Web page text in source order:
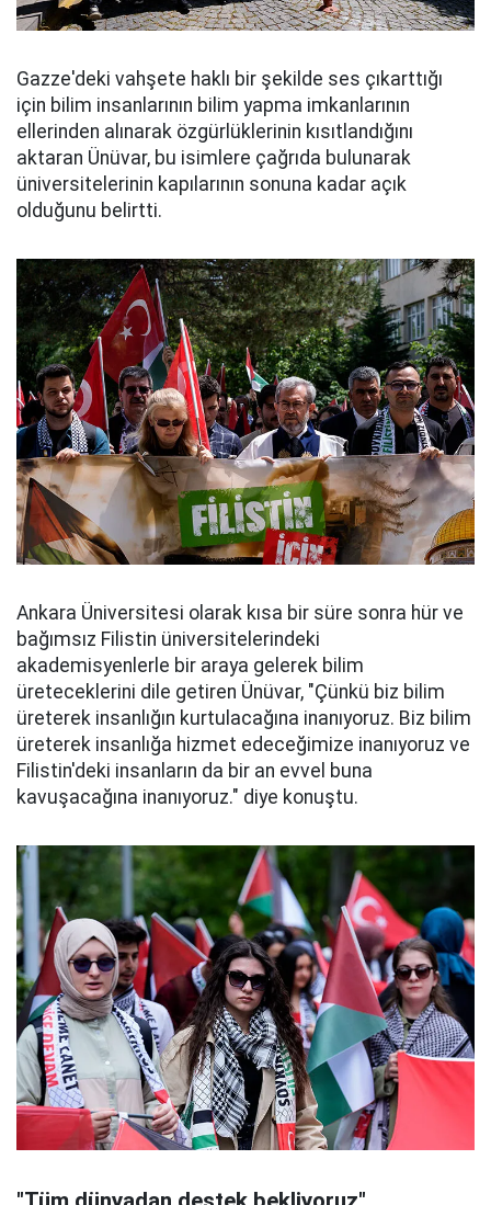
Gazze'deki vahşete haklı bir şekilde ses çıkarttığı
için bilim insanlarının bilim yapma imkanlarının
ellerinden alınarak özgürlüklerinin kısıtlandığını
aktaran Ünüvar, bu isimlere çağrıda bulunarak
üniversitelerinin kapılarının sonuna kadar açık
olduğunu belirtti.
Ankara Üniversitesi olarak kısa bir süre sonra hür ve
bağımsız Filistin üniversitelerindeki
akademisyenlerle bir araya gelerek bilim
üreteceklerini dile getiren Ünüvar, "Çünkü biz bilim
üreterek insanlığın kurtulacağına inanıyoruz. Biz bilim
üreterek insanlığa hizmet edeceğimize inanıyoruz ve
Filistin'deki insanların da bir an evvel buna
kavuşacağına inanıyoruz." diye konuştu.